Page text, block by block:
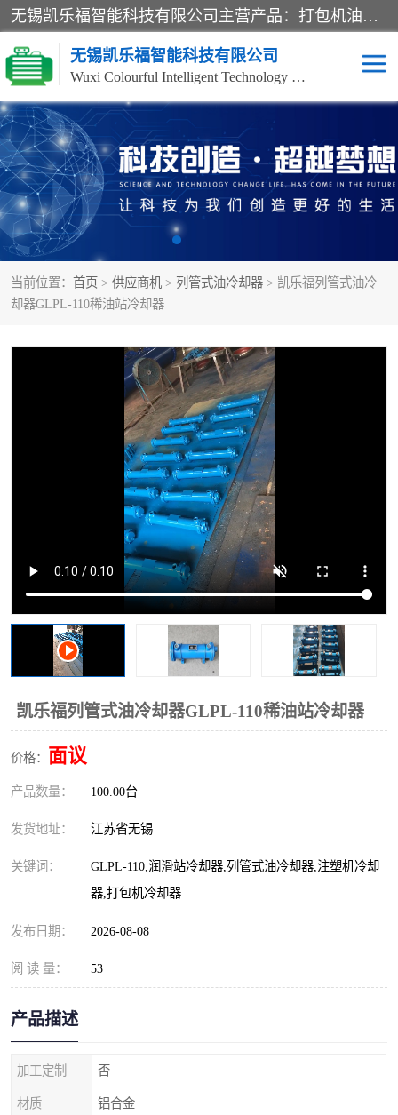
无锡凯乐福智能科技有限公司主营产品：打包机油泵、风冷式油冷却器、液压阀、液压泵、冷却器、过滤器及气动元器件。公司主导生产齿轮泵、齿轮马达、液压阀等产品。共计100多个系列、3000余种规格。覆盖了液压系统的动力元件、控制元件和执行元件，具备较强的成套供货、服务能力。
无锡凯乐福智能科技有限公司
Wuxi Colourful Intelligent Technology Co., Ltd
当前位置： 首页 > 供应商机 > 列管式油冷却器 > 凯乐福列管式油冷
却器GLPL-110稀油站冷却器
凯乐福列管式油冷却器GLPL-110稀油站冷却器
价格： 面议
产品数量： 100.00台
发货地址： 江苏省无锡
关键词：
GLPL-110,润滑站冷却器,列管式油冷却器,注塑机冷却
器,打包机冷却器
发布日期： 2026-08-08
阅 读 量： 53
产品描述
加工定制 否
材质 铝合金
齿轮泵 机床冷却泵
风冷式油冷却器 叶片泵
液压马达
柱塞泵 方向阀
电机
列管式油冷却器